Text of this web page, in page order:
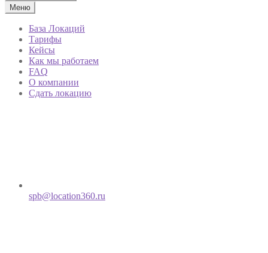
Меню
База Локаций
Тарифы
Кейсы
Как мы работаем
FAQ
О компании
Сдать локацию
spb@location360.ru